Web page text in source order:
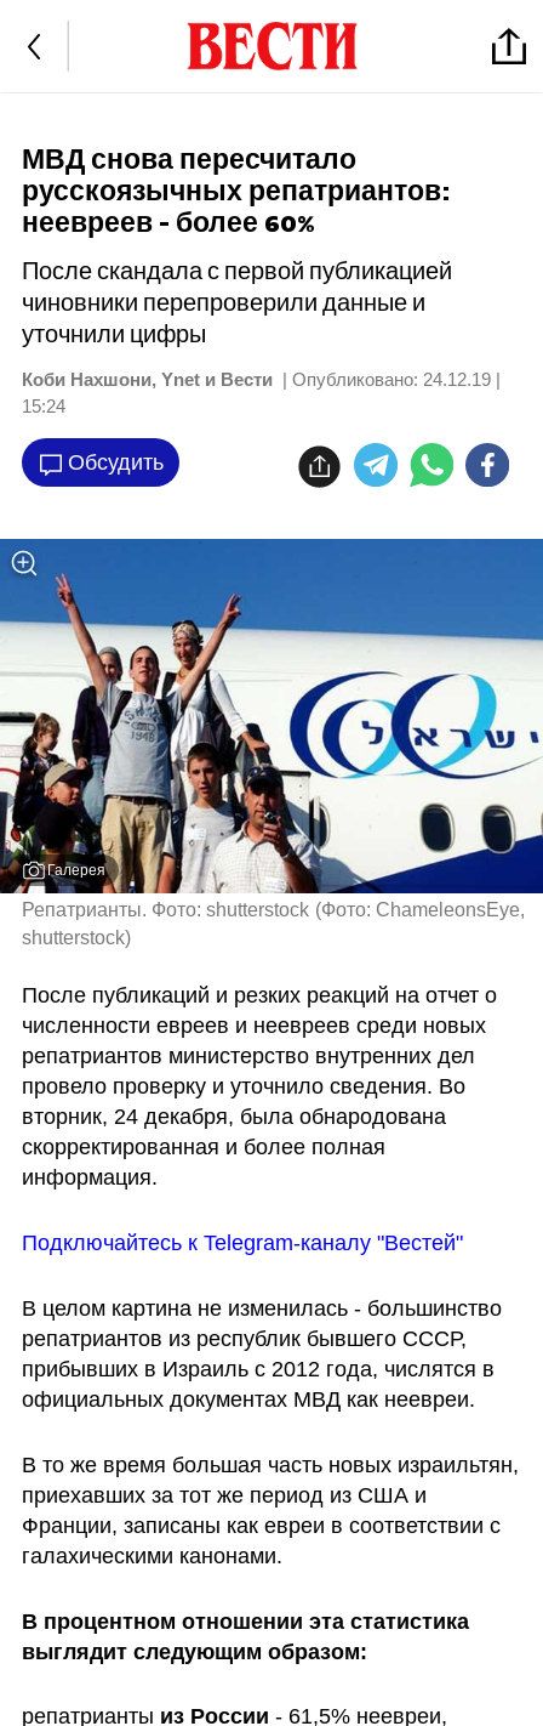
МВД снова пересчитало
русскоязычных репатриантов:
неевреев - более 60%
После скандала с первой публикацией
чиновники перепроверили данные и
уточнили цифры
Коби Нахшони, Ynet и Вести | Опубликовано: 24.12.19 |
15:24
Обсудить
Галерея
Репатрианты. Фото: shutterstock (Фото: ChameleonsEye,
shutterstock)
После публикаций и резких реакций на отчет о
численности евреев и неевреев среди новых
репатриантов министерство внутренних дел
провело проверку и уточнило сведения. Во
вторник, 24 декабря, была обнародована
скорректированная и более полная
информация.
Подключайтесь к Telegram-каналу "Вестей"
В целом картина не изменилась - большинство
репатриантов из республик бывшего СССР,
прибывших в Израиль с 2012 года, числятся в
официальных документах МВД как неевреи.
В то же время большая часть новых израильтян,
приехавших за тот же период из США и
Франции, записаны как евреи в соответствии с
галахическими канонами.
В процентном отношении эта статистика
выглядит следующим образом:
репатрианты из России - 61,5% неевреи,